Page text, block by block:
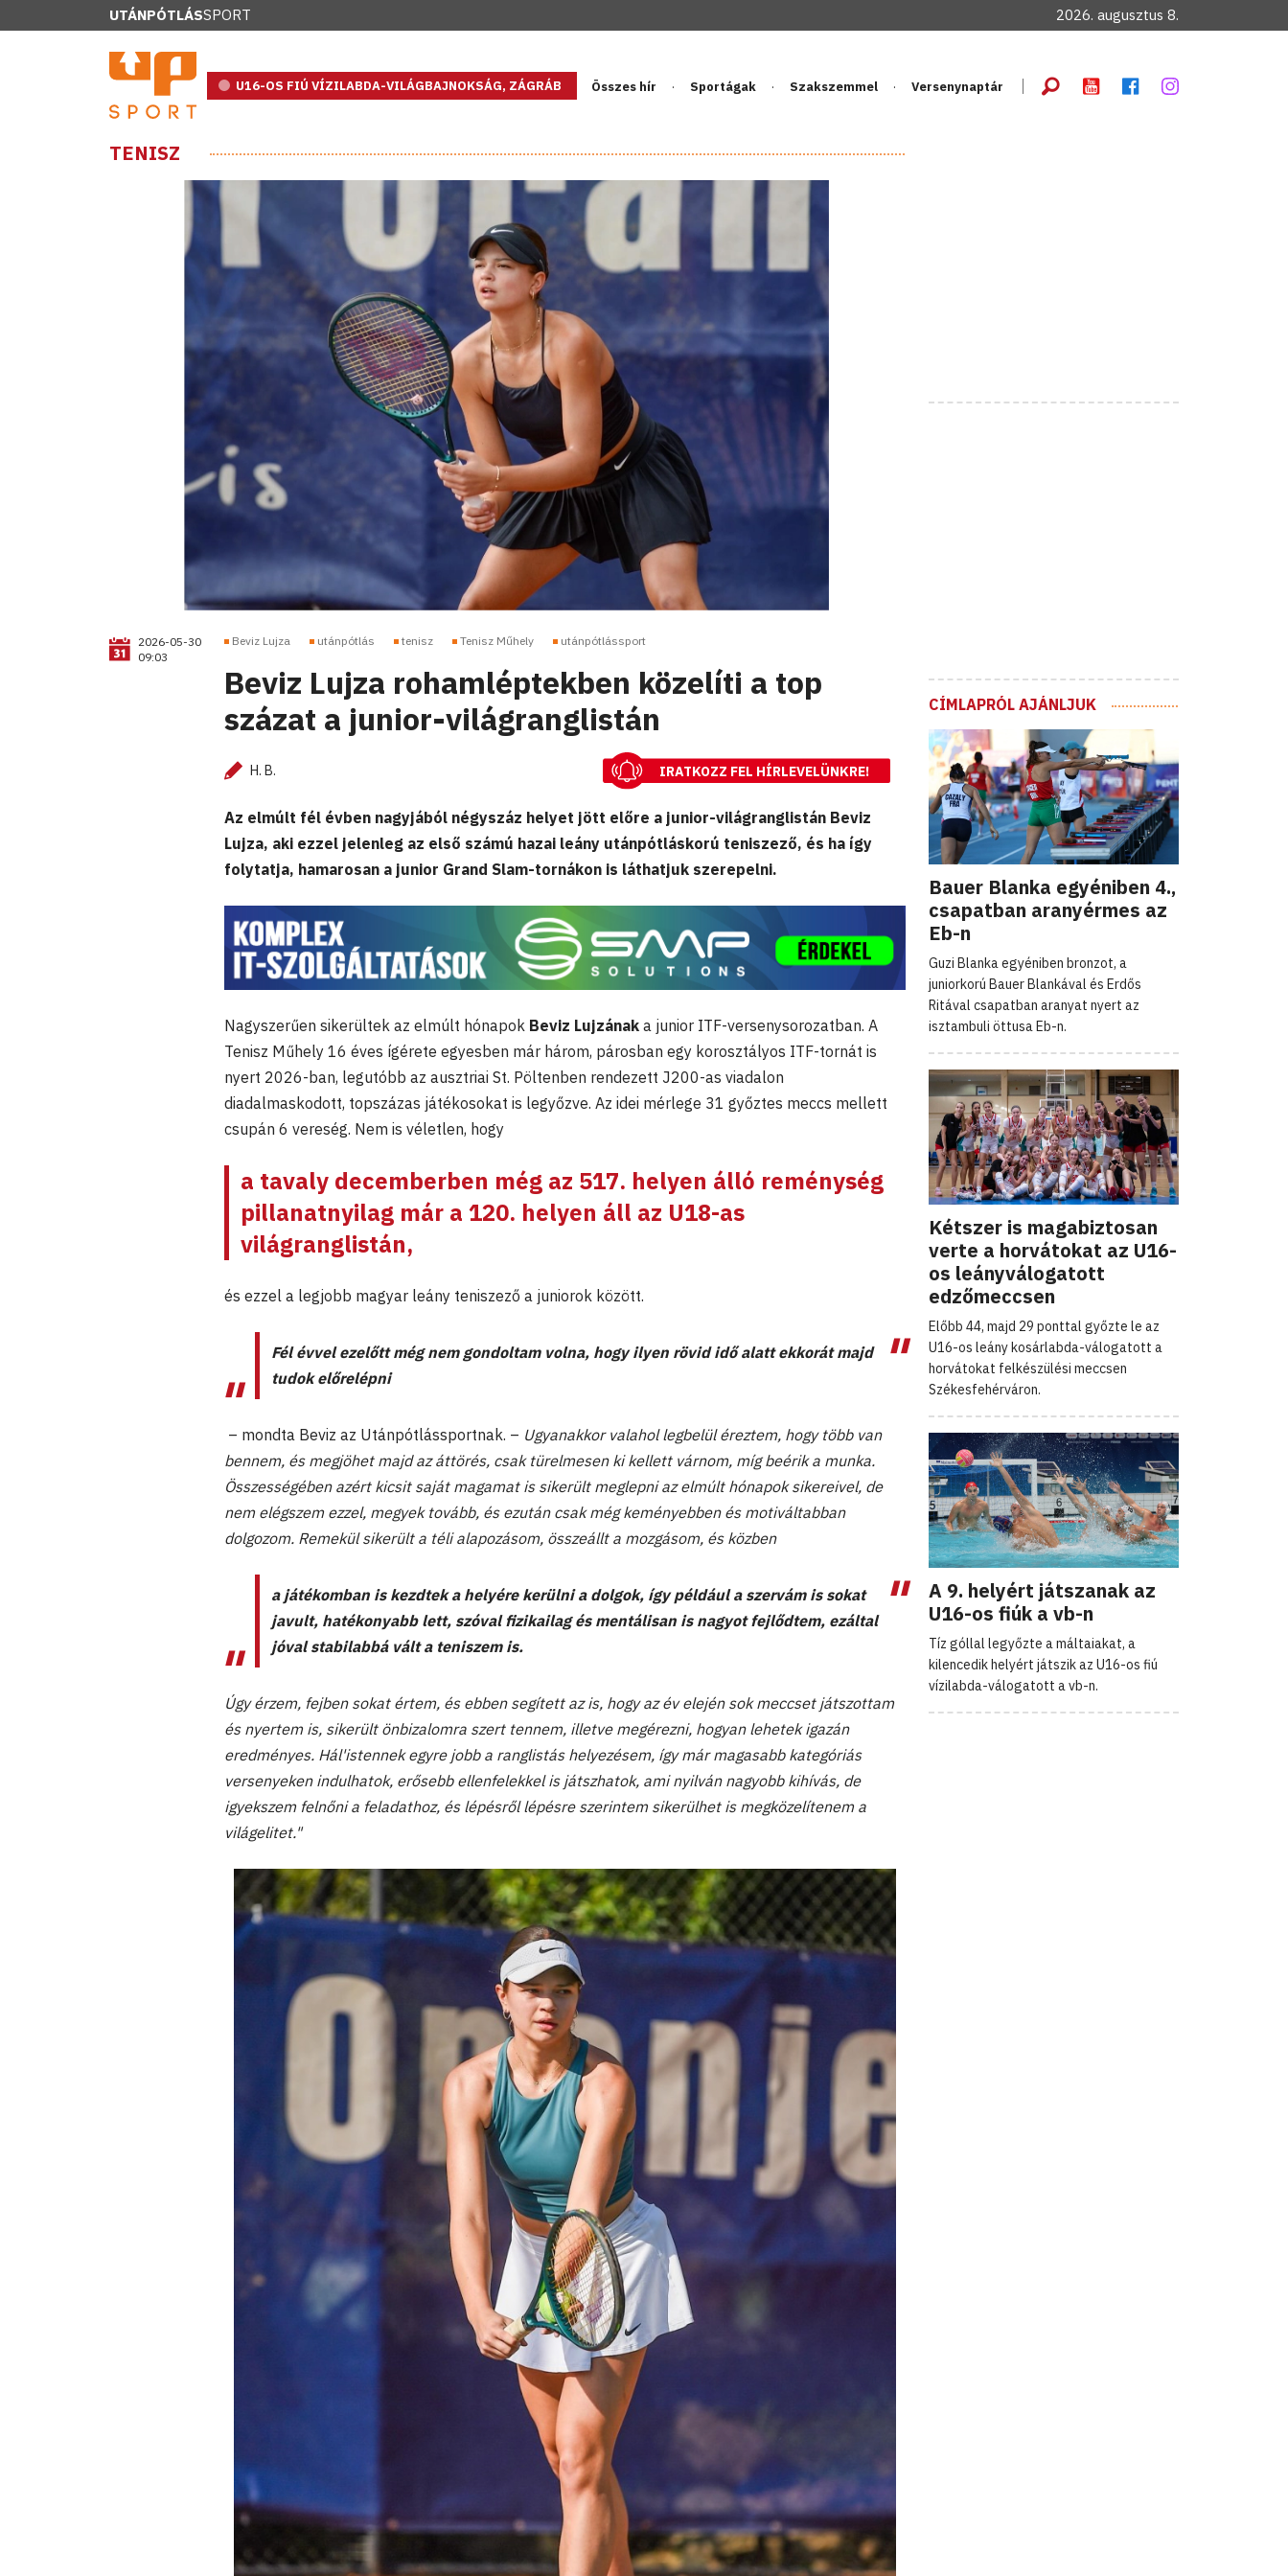
UTÁNPÓTLÁSSPORT 2026. augusztus 8.
U16-OS FIÚ VÍZILABDA-VILÁGBAJNOKSÁG, ZÁGRÁB Összes hír Sportágak Szakszemmel Versenynaptár
TENISZ
2026-05-30
09:03
Beviz Lujza utánpótlás tenisz Tenisz Műhely utánpótlássport
Beviz Lujza rohamléptekben közelíti a top
százat a junior-világranglistán
H. B. IRATKOZZ FEL HÍRLEVELÜNKRE!
Az elmúlt fél évben nagyjából négyszáz helyet jött előre a junior-világranglistán Beviz
Lujza, aki ezzel jelenleg az első számú hazai leány utánpótláskorú teniszező, és ha így
folytatja, hamarosan a junior Grand Slam-tornákon is láthatjuk szerepelni.
Nagyszerűen sikerültek az elmúlt hónapok Beviz Lujzának a junior ITF-versenysorozatban. A
Tenisz Műhely 16 éves ígérete egyesben már három, párosban egy korosztályos ITF-tornát is
nyert 2026-ban, legutóbb az ausztriai St. Pöltenben rendezett J200-as viadalon
diadalmaskodott, topszázas játékosokat is legyőzve. Az idei mérlege 31 győztes meccs mellett
csupán 6 vereség. Nem is véletlen, hogy
a tavaly decemberben még az 517. helyen álló reménység
pillanatnyilag már a 120. helyen áll az U18-as
világranglistán,
és ezzel a legjobb magyar leány teniszező a juniorok között.
Fél évvel ezelőtt még nem gondoltam volna, hogy ilyen rövid idő alatt ekkorát majd
tudok előrelépni
– mondta Beviz az Utánpótlássportnak. – Ugyanakkor valahol legbelül éreztem, hogy több van
bennem, és megjöhet majd az áttörés, csak türelmesen ki kellett várnom, míg beérik a munka.
Összességében azért kicsit saját magamat is sikerült meglepni az elmúlt hónapok sikereivel, de
nem elégszem ezzel, megyek tovább, és ezután csak még keményebben és motiváltabban
dolgozom. Remekül sikerült a téli alapozásom, összeállt a mozgásom, és közben
a játékomban is kezdtek a helyére kerülni a dolgok, így például a szervám is sokat
javult, hatékonyabb lett, szóval fizikailag és mentálisan is nagyot fejlődtem, ezáltal
jóval stabilabbá vált a teniszem is.
Úgy érzem, fejben sokat értem, és ebben segített az is, hogy az év elején sok meccset játszottam
és nyertem is, sikerült önbizalomra szert tennem, illetve megérezni, hogyan lehetek igazán
eredményes. Hál'istennek egyre jobb a ranglistás helyezésem, így már magasabb kategóriás
versenyeken indulhatok, erősebb ellenfelekkel is játszhatok, ami nyilván nagyobb kihívás, de
igyekszem felnőni a feladathoz, és lépésről lépésre szerintem sikerülhet is megközelítenem a
világelitet."
CÍMLAPRÓL AJÁNLJUK
Bauer Blanka egyéniben 4.,
csapatban aranyérmes az
Eb-n
Guzi Blanka egyéniben bronzot, a
juniorkorú Bauer Blankával és Erdős
Ritával csapatban aranyat nyert az
isztambuli öttusa Eb-n.
Kétszer is magabiztosan
verte a horvátokat az U16-
os leányválogatott
edzőmeccsen
Előbb 44, majd 29 ponttal győzte le az
U16-os leány kosárlabda-válogatott a
horvátokat felkészülési meccsen
Székesfehérváron.
A 9. helyért játszanak az
U16-os fiúk a vb-n
Tíz góllal legyőzte a máltaiakat, a
kilencedik helyért játszik az U16-os fiú
vízilabda-válogatott a vb-n.